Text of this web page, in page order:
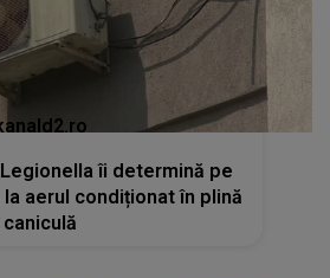
îi determină pe
aerul condiționat în plină
caniculă